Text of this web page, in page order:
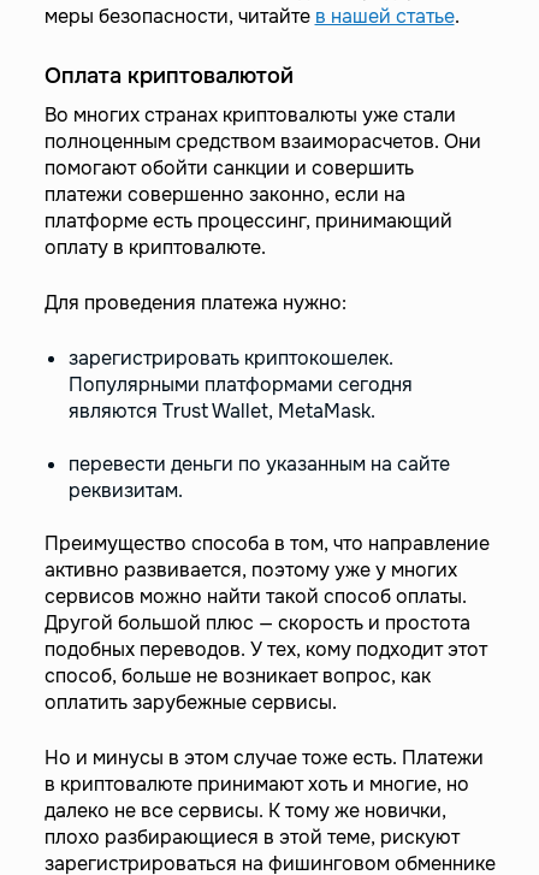
меры безопасности, читайте в нашей статье.
Оплата криптовалютой
Во многих странах криптовалюты уже стали
полноценным средством взаиморасчетов. Они
помогают обойти санкции и совершить
платежи совершенно законно, если на
платформе есть процессинг, принимающий
оплату в криптовалюте.
Для проведения платежа нужно:
зарегистрировать криптокошелек.
Популярными платформами сегодня
являются Trust Wallet, MetaMask.
перевести деньги по указанным на сайте
реквизитам.
Преимущество способа в том, что направление
активно развивается, поэтому уже у многих
сервисов можно найти такой способ оплаты.
Другой большой плюс — скорость и простота
подобных переводов. У тех, кому подходит этот
способ, больше не возникает вопрос, как
оплатить зарубежные сервисы.
Но и минусы в этом случае тоже есть. Платежи
в криптовалюте принимают хоть и многие, но
далеко не все сервисы. К тому же новички,
плохо разбирающиеся в этой теме, рискуют
зарегистрироваться на фишинговом обменнике